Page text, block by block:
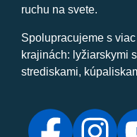
ruchu na svete.
Spolupracujeme s
krajinách: lyžiarskymi
strediskami,